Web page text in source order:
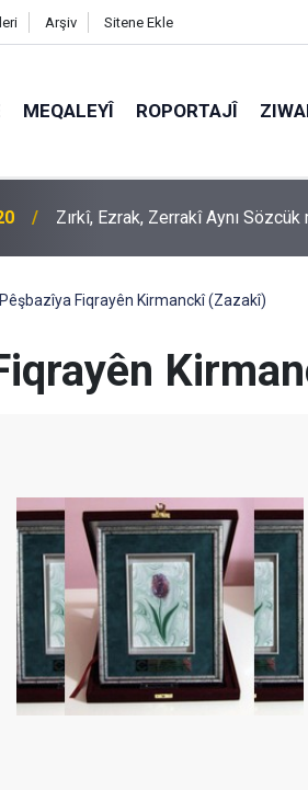
Arşiv Sitene Ekle
MEQALEYÎ ROPORTAJÎ
Ji Zilma Partîzanan Nimûneyeka
Pêşbazîya Fiqrayên Kirmanckî (Zazakî)